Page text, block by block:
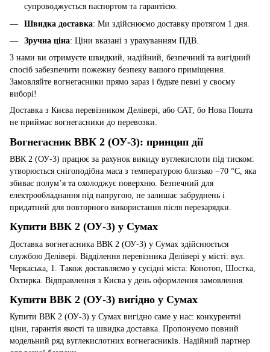
супроводжується паспортом та гарантією.
Швидка доставка: Ми здійснюємо доставку протягом 1 дня.
Зручна ціна: Ціни вказані з урахуванням ПДВ.
З нами ви отримуєте швидкий, надійний, безпечний та вигідний
спосіб забезпечити пожежну безпеку вашого приміщення.
Замовляйте вогнегасники прямо зараз і будьте певні у своєму
виборі!
Доставка з Києва перевізником Делівері, або САТ, бо Нова Пошта
не приймає вогнегасники до перевозки.
Вогнегасник ВВК 2 (ОУ-3): принцип дії
ВВК 2 (ОУ-3) працює за рахунок викиду вуглекислоти під тиском:
утворюється снігоподібна маса з температурою близько −70 °C, яка
збиває полум’я та охолоджує поверхню. Безпечний для
електрообладнання під напругою, не залишає забруднень і
придатний для повторного використання після перезарядки.
Купити ВВК 2 (ОУ-3) у Сумах
Доставка вогнегасника ВВК 2 (ОУ-3) у Сумах здійснюється
службою Делівері. Відділення перевізника Делівері у місті: вул.
Черкаська, 1. Також доставляємо у сусідні міста: Конотоп, Шостка,
Охтирка. Відправлення з Києва у день оформлення замовлення.
Купити ВВК 2 (ОУ-3) вигідно у Сумах
Купити ВВК 2 (ОУ-3) у Сумах вигідно саме у нас: конкурентні
ціни, гарантія якості та швидка доставка. Пропонуємо повний
модельний ряд вуглекислотних вогнегасників. Надійний партнер